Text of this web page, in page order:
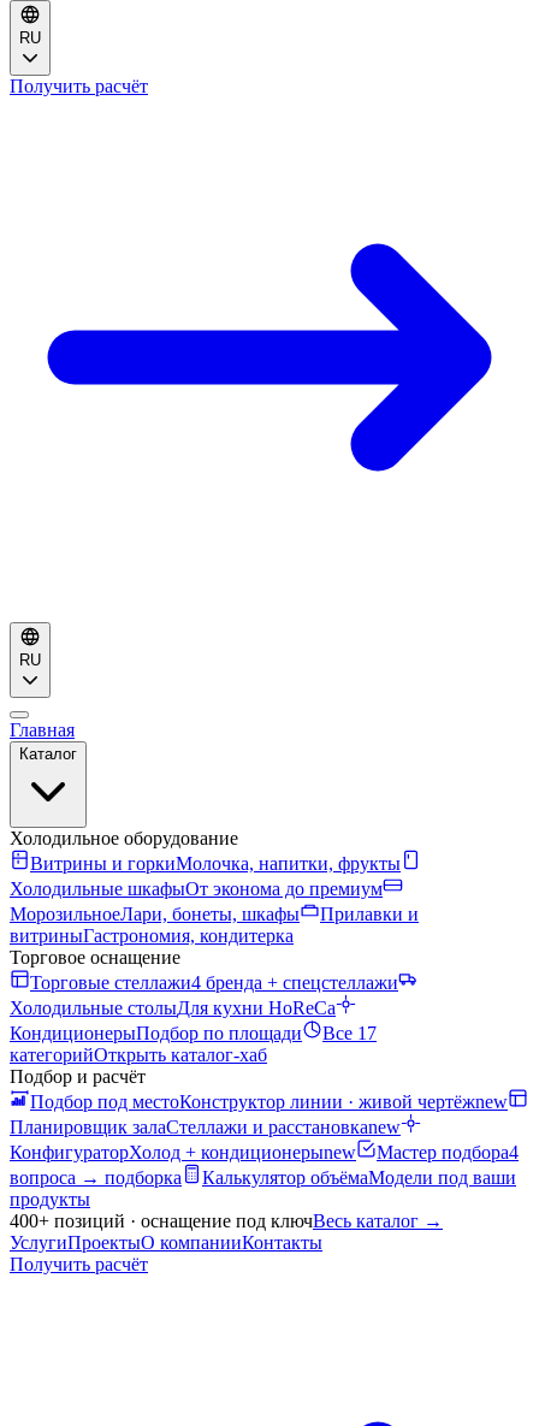
RU
Получить расчёт
RU
Главная
Каталог
Холодильное оборудование
Витрины и горкиМолочка, напитки, фрукты
Холодильные шкафыОт эконома до премиум
МорозильноеЛари, бонеты, шкафы
Прилавки и
витриныГастрономия, кондитерка
Торговое оснащение
Торговые стеллажи4 бренда + спецстеллажи
Холодильные столыДля кухни HoReCa
КондиционерыПодбор по площади
Все 17
категорийОткрыть каталог-хаб
Подбор и расчёт
Подбор под местоКонструктор линии · живой чертёжnew
Планировщик залаСтеллажи и расстановкаnew
КонфигураторХолод + кондиционерыnew Мастер подбора4
вопроса → подборка
Калькулятор объёмаМодели под ваши
продукты
400+ позиций · оснащение под ключВесь каталог →
УслугиПроектыО компанииКонтакты
Получить расчёт